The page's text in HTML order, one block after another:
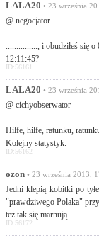
LALA20 • 23 września
@ negocjator
..............., i obudziłeś się
12:11:45?
ID:56161
LALA20 • 23 września
@ cichyobserwator
Hilfe, hilfe, ratunku,
Kolejny statystyk.
ID:56162
ozon • 23 września 2013,
Jedni klepią kobitki po
"prawdziwego Polaka"
też tak się marnują.
ID:56172